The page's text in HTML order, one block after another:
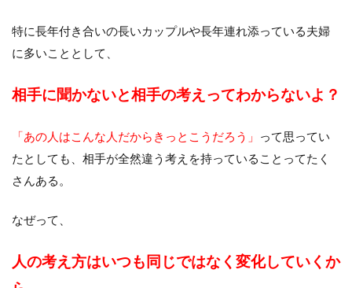
特に長年付き合いの長いカップルや長年連れ添っている夫婦
に多いこととして、
相手に聞かないと相手の考えってわからないよ？
「あの人はこんな人だからきっとこうだろう」
って思ってい
たとしても、相手が全然違う考えを持っていることってたく
さんある。
なぜって、
人の考え方はいつも同じではなく変化していくか